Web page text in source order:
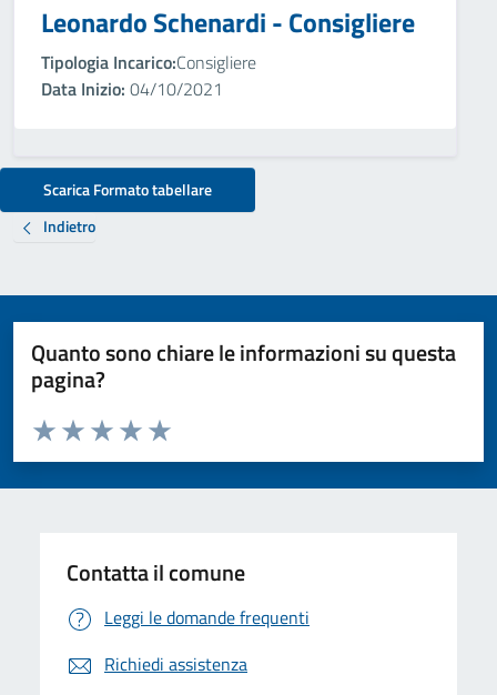
Leonardo Schenardi - Consigliere
Tipologia Incarico:Consigliere
Data Inizio: 04/10/2021
Scarica Formato tabellare
Indietro
Quanto sono chiare le informazioni su questa
pagina?
Valuta da 1 a 5 stelle la pagina
Valuta 5 stelle su 5
Valuta 4 stelle su 5
Valuta 3 stelle su 5
Valuta 2 stelle su 5
Valuta 1 stelle su 5
Contatta il comune
Leggi le domande frequenti
Richiedi assistenza